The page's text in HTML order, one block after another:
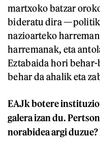
martxoko batzar
bideratu dira
nazioarteko
harremanak, eta
Eztabaida hori behar-
behar da ahalik eta
EAJk botere
galera izan du.
norabidea argi